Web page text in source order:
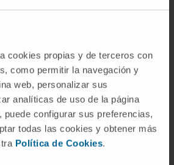
cookies propias y de terceros con
como permitir la navegación y
web, personalizar sus
analíticas de uso de la página
puede configurar sus preferencias,
todas las cookies y obtener más
Política de Cookies.
SUBSCRIBE